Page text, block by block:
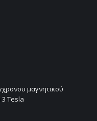
μαγνητικού
Tesla